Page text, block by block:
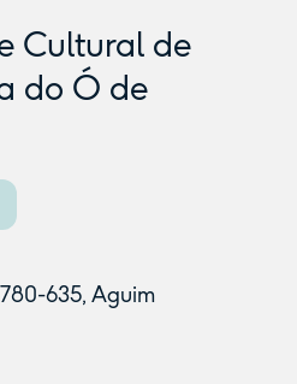
Cultural de
do Ó de
635, Aguim